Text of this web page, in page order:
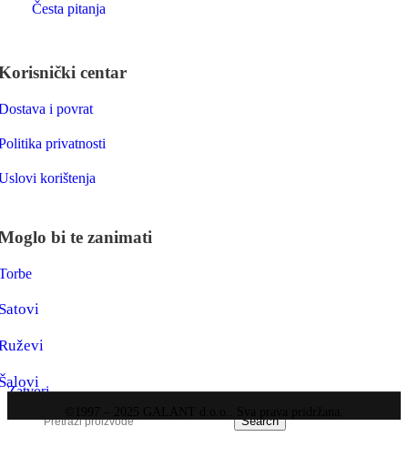
Česta pitanja
centar
i povrat
privatnosti
korištenja
bi te zanimati
Zatvori
Search